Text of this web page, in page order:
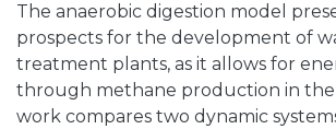
The anaerobic digestion model
prospects for the development of
treatment plants, as it allows for
through methane production in the
work compares two dynamic